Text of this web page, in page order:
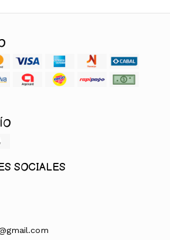
SOCIALES